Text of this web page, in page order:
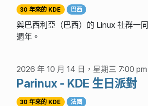
30 年來的 KDE 巴西
與巴西利亞（巴西）的 Linux 社群一
週年。
2026 年 10 月 14 日，星期三 7:00
Parinux - KDE 生日派對
30 年來的 KDE 法國